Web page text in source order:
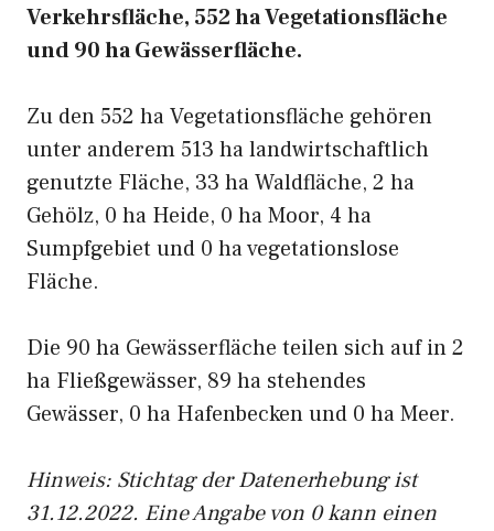
Verkehrsfläche, 552 ha Vegetationsfläche
und 90 ha Gewässerfläche.
Zu den 552 ha Vegetationsfläche gehören
unter anderem 513 ha landwirtschaftlich
genutzte Fläche, 33 ha Waldfläche, 2 ha
Gehölz, 0 ha Heide, 0 ha Moor, 4 ha
Sumpfgebiet und 0 ha vegetationslose
Fläche.
Die 90 ha Gewässerfläche teilen sich auf in 2
ha Fließgewässer, 89 ha stehendes
Gewässer, 0 ha Hafenbecken und 0 ha Meer.
Hinweis: Stichtag der Datenerhebung ist
31.12.2022. Eine Angabe von 0 kann einen